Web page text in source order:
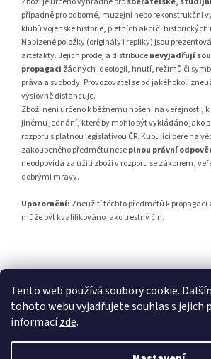
Tento web používá soubory cookie.
tohoto webu vyjadřujete souhlas s jejich
informacízde.
případně pro odborné, muzejní nebo rekonstrukční
klubů vojenské historie, pietních akcí či historických
Nabízené položky (originály i repliky) jsou
artefakty. Jejich prodej a distribucenevyjadřují
propagaci žádných ideologií, hnutí, režimů či
práva a svobody. Provozovatel se od jakéhokoli
výslovně distancuje.
Zboží není určeno k běžnému nošení na veřejnosti,
jinému jednání, které by mohlo být vykládáno jako
rozporu s platnou legislativou ČR. Kupující bere na
zakoupeného předmětu neseplnou právní
neodpovídá za užití zboží v rozporu se zákonem,
dobrými mravy.
Upozornění: Zneužití těchto předmětů k
může být kvalifikováno jako trestný čin.
Z
Penzion RENSHOF - ubytování na Šumavě